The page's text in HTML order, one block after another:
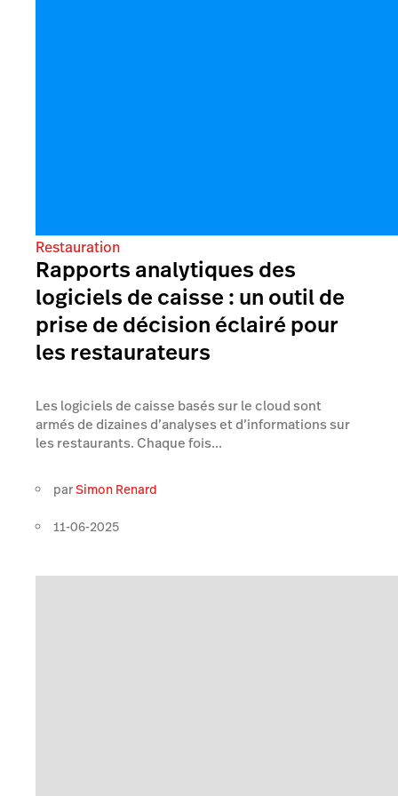
Restauration
Rapports analytiques des
logiciels de caisse : un outil de
prise de décision éclairé pour
les restaurateurs
Les logiciels de caisse basés sur le cloud sont
armés de dizaines d’analyses et d’informations sur
les restaurants. Chaque fois...
parSimon Renard
11-06-2025